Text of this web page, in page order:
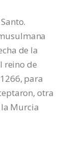
de la
reino de
para
otra
Murcia